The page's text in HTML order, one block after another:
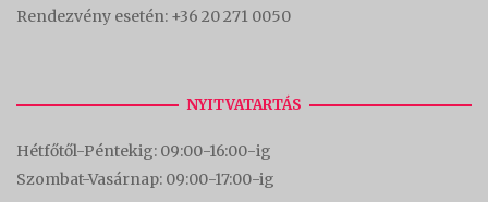
Rendezvény esetén: +36 20 271 0050
NYITVATARTÁS
Hétfőtől-Péntekig: 09:00-16:00-ig
Szombat-Vasárnap: 09:00-17:00-ig